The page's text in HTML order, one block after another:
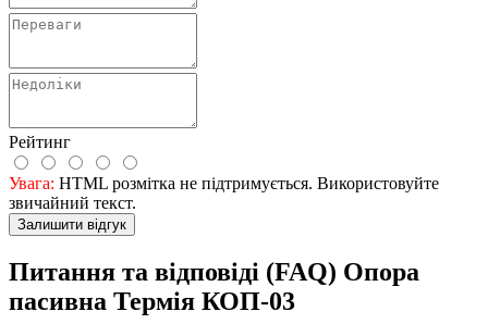
Рейтинг
Увага: HTML розмітка не підтримується. Використовуйте
звичайний текст.
Залишити відгук
Питання та відповіді (FAQ) Опора
пасивна Термія КОП-03